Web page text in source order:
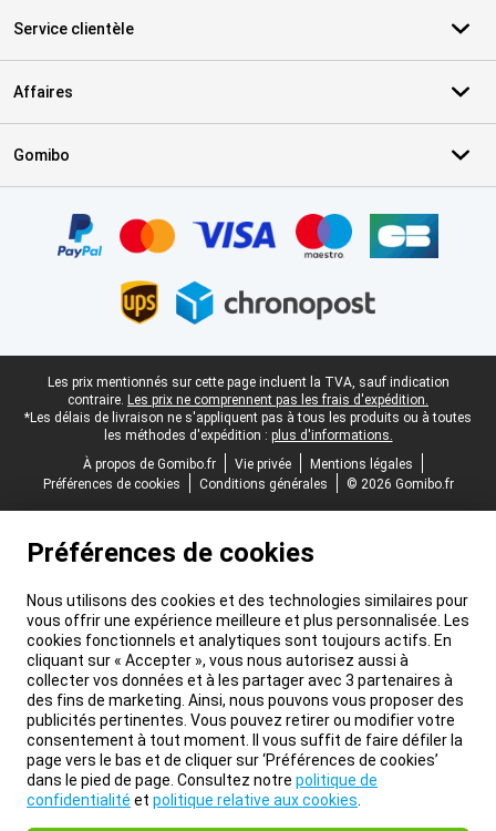
Service clientèle
Affaires
Gomibo
Pied-de-page légal
Les prix mentionnés sur cette page incluent la TVA, sauf indication
contraire. Les prix ne comprennent pas les frais d'expédition.
*Les délais de livraison ne s'appliquent pas à tous les produits ou à toutes
les méthodes d'expédition : plus d'informations.
À propos de Gomibo.fr
Vie privée
Mentions légales
Préférences de cookies
Conditions générales © 2026 Gomibo.fr
Préférences de cookies
Nous utilisons des cookies et des technologies similaires pour
vous offrir une expérience meilleure et plus personnalisée. Les
cookies fonctionnels et analytiques sont toujours actifs. En
cliquant sur « Accepter », vous nous autorisez aussi à
collecter vos données et à les partager avec 3 partenaires à
des fins de marketing. Ainsi, nous pouvons vous proposer des
publicités pertinentes. Vous pouvez retirer ou modifier votre
consentement à tout moment. Il vous suffit de faire défiler la
page vers le bas et de cliquer sur ‘Préférences de cookies’
dans le pied de page. Consultez notre politique de
confidentialité et politique relative aux cookies